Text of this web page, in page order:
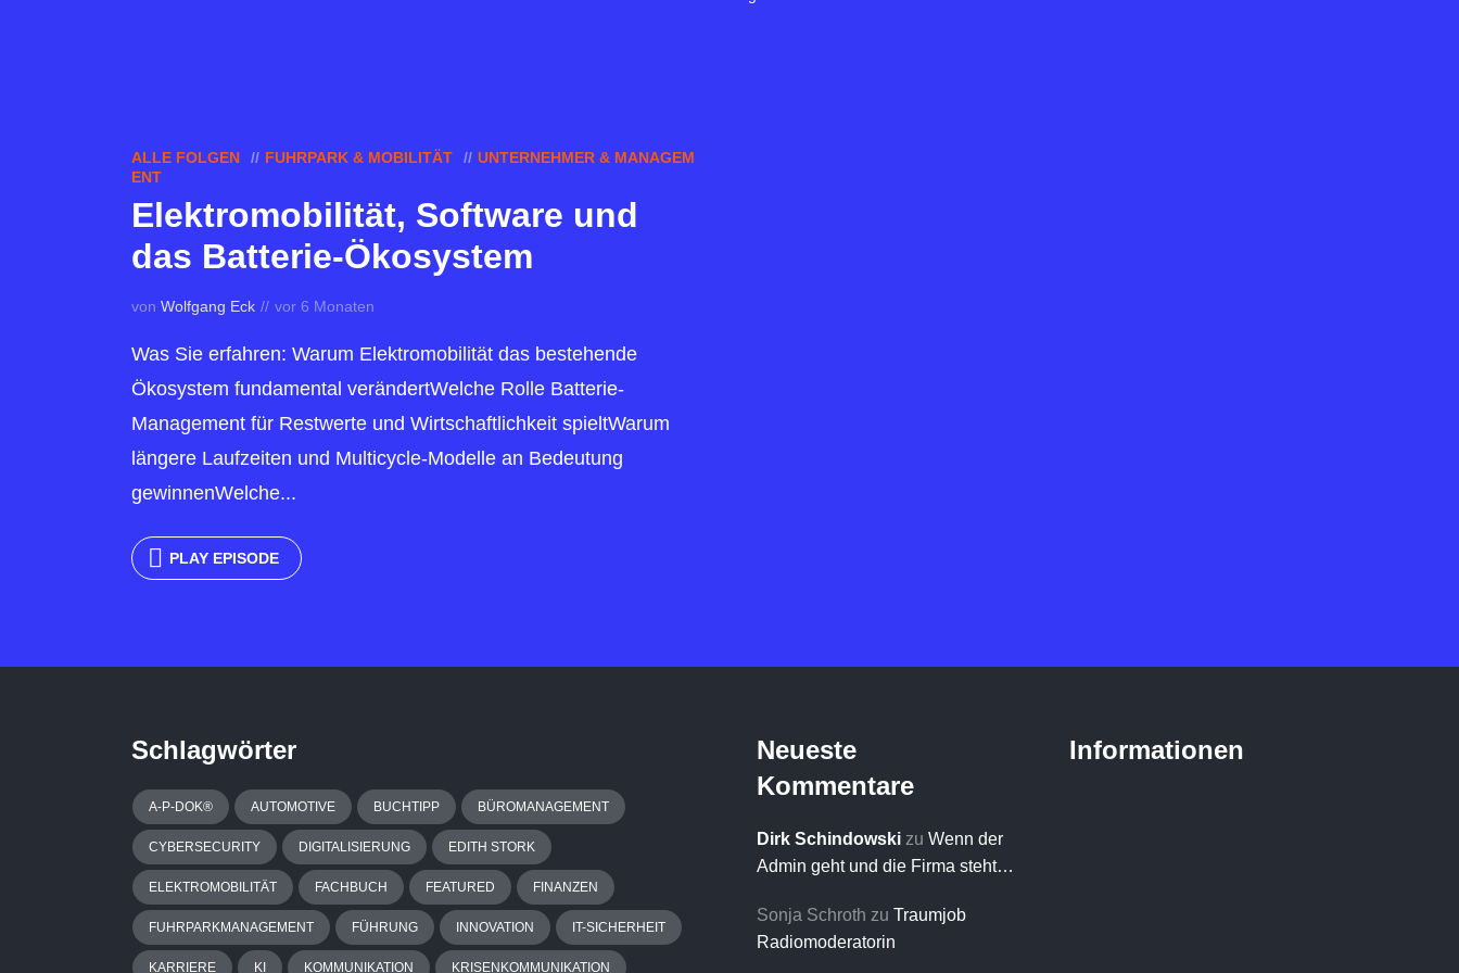
ALLE FOLGEN FUHRPARK & MOBILITÄT
UNTERNEHMER & MANAGEM
ENT
Elektromobilität, Software und
das Batterie-Ökosystem
von Wolfgang Eck vor 6 Monaten
Was Sie erfahren: Warum Elektromobilität das bestehende
Ökosystem fundamental verändertWelche Rolle Batterie-
Management für Restwerte und Wirtschaftlichkeit spieltWarum
längere Laufzeiten und Multicycle-Modelle an Bedeutung
gewinnenWelche...
PLAY EPISODE
Schlagwörter
A-P-DOK® AUTOMOTIVE BUCHTIPP BÜROMANAGEMENT
CYBERSECURITY DIGITALISIERUNG EDITH STORK
ELEKTROMOBILITÄT FACHBUCH FEATURED FINANZEN
FUHRPARKMANAGEMENT FÜHRUNG INNOVATION IT-SICHERHEIT
KARRIERE KI KOMMUNIKATION KRISENKOMMUNIKATION
Neueste
Kommentare
Dirk Schindowski zu Wenn der
Admin geht und die Firma steht…
Sonja Schroth zu Traumjob
Radiomoderatorin
Informationen